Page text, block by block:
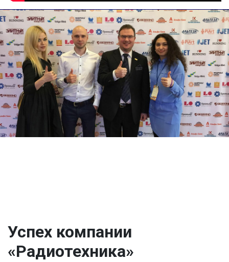
Успех компании
«Радиотехника»